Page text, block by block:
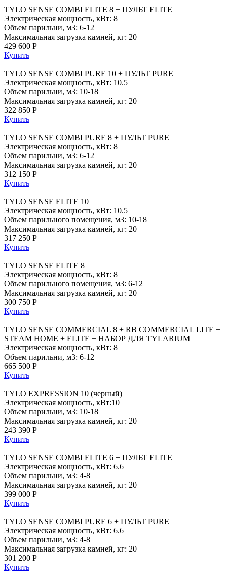
TYLO SENSE COMBI ELITE 8 + ПУЛЬТ ELITE
Электрическая мощность, кВт: 8
Объем парильни, м3: 6-12
Максимальная загрузка камней, кг: 20
429 600 Р
Купить
TYLO SENSE COMBI PURE 10 + ПУЛЬТ PURE
Электрическая мощность, кВт: 10.5
Объем парильни, м3: 10-18
Максимальная загрузка камней, кг: 20
322 850 Р
Купить
TYLO SENSE COMBI PURE 8 + ПУЛЬТ PURE
Электрическая мощность, кВт: 8
Объем парильни, м3: 6-12
Максимальная загрузка камней, кг: 20
312 150 Р
Купить
TYLO SENSE ELITE 10
Электрическая мощность, кВт: 10.5
Объем парильного помещения, м3: 10-18
Максимальная загрузка камней, кг: 20
317 250 Р
Купить
TYLO SENSE ELITE 8
Электрическая мощность, кВт: 8
Объем парильного помещения, м3: 6-12
Максимальная загрузка камней, кг: 20
300 750 Р
Купить
TYLO SENSE COMMERCIAL 8 + RB COMMERCIAL LITE +
STEAM HOME + ELITE + НАБОР ДЛЯ TYLARIUM
Электрическая мощность, кВт: 8
Объем парильни, м3: 6-12
665 500 Р
Купить
TYLO EXPRESSION 10 (черный)
Электрическая мощность, кВт:10
Объем парильни, м3: 10-18
Максимальная загрузка камней, кг: 20
243 390 Р
Купить
TYLO SENSE COMBI ELITE 6 + ПУЛЬТ ELITE
Электрическая мощность, кВт: 6.6
Объем парильни, м3: 4-8
Максимальная загрузка камней, кг: 20
399 000 Р
Купить
TYLO SENSE COMBI PURE 6 + ПУЛЬТ PURE
Электрическая мощность, кВт: 6.6
Объем парильни, м3: 4-8
Максимальная загрузка камней, кг: 20
301 200 Р
Купить